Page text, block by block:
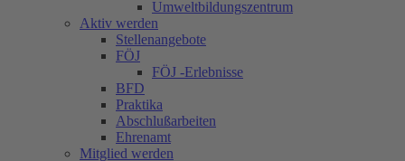
Umweltbildungszentrum
Aktiv werden
Stellenangebote
FÖJ
FÖJ -Erlebnisse
BFD
Praktika
Abschlußarbeiten
Ehrenamt
Mitglied werden